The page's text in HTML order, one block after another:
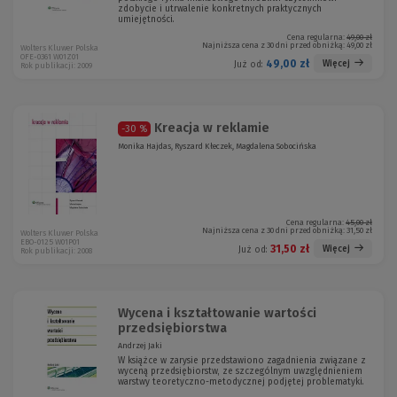
zdobycie i utrwalenie konkretnych praktycznych
umiejętności.
Cena regularna: 49,00 zł
Najniższa cena z 30 dni przed obniżką: 49,00 zł
Już od: 49,00 zł Więcej
Wolters Kluwer Polska
OFE-0361 W01Z01
Rok publikacji: 2009
-30 % Kreacja w reklamie
Monika Hajdas, Ryszard Kłeczek, Magdalena Sobocińska
Cena regularna: 45,00 zł
Najniższa cena z 30 dni przed obniżką: 31,50 zł
Już od: 31,50 zł Więcej
Wolters Kluwer Polska
EBO-0125 W01P01
Rok publikacji: 2008
Wycena i kształtowanie wartości
przedsiębiorstwa
Andrzej Jaki
W książce w zarysie przedstawiono zagadnienia związane z
wyceną przedsiębiorstw, ze szczególnym uwzględnieniem
warstwy teoretyczno-metodycznej podjętej problematyki.